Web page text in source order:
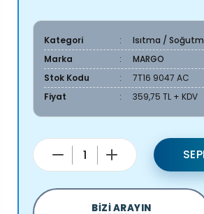
Kategori
Isıtma /
Marka
MARGO
Stok Kodu
7T16 9047 AC
Fiyat
359,75 TL + KDV
BIZI ARAYIN